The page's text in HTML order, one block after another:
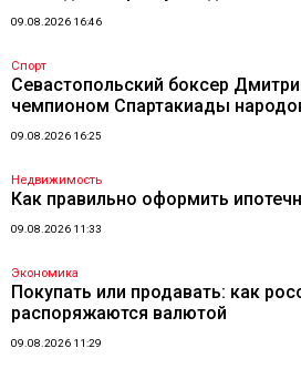
09.08.2026 16:46
Спорт
Севастопольский боксер
чемпионом Спартакиады
09.08.2026 16:25
Недвижимость
Как правильно оформить
09.08.2026 11:33
Экономика
Покупать или продавать: как
распоряжаются валютой
09.08.2026 11:29